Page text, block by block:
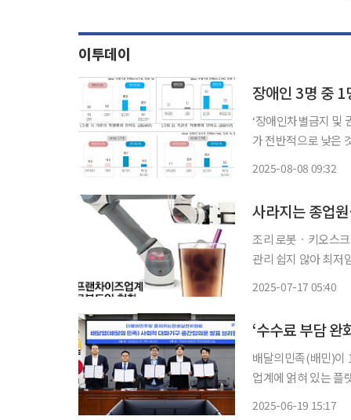
이투데이
장애인 3명 중
‘장애인차별금지 및
가 전반적으로 낮은
2025-08-08 09:32
사라지는 종업
조리 로봇ㆍ키오스
관리 쉽지 않아 최저임금 인상 여파로 유통·외식업계의 ‘무인·자동화’ 바람이 거세다. 일부 업
2025-07-17 05:40
배달의민족(배민)이
업계에 얽혀 있는 플
2025-06-19 15:17